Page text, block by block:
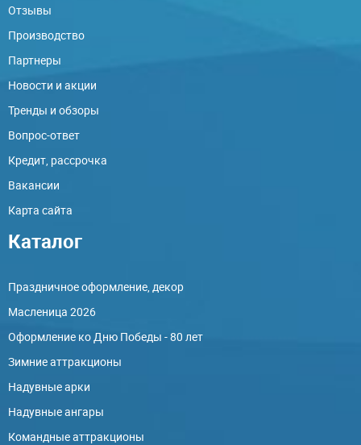
Отзывы
Производство
Партнеры
Новости и акции
Тренды и обзоры
Вопрос-ответ
Кредит, рассрочка
Вакансии
Карта сайта
Каталог
Праздничное оформление, декор
Масленица 2026
Оформление ко Дню Победы - 80 лет
Зимние аттракционы
Надувные арки
Надувные ангары
Командные аттракционы